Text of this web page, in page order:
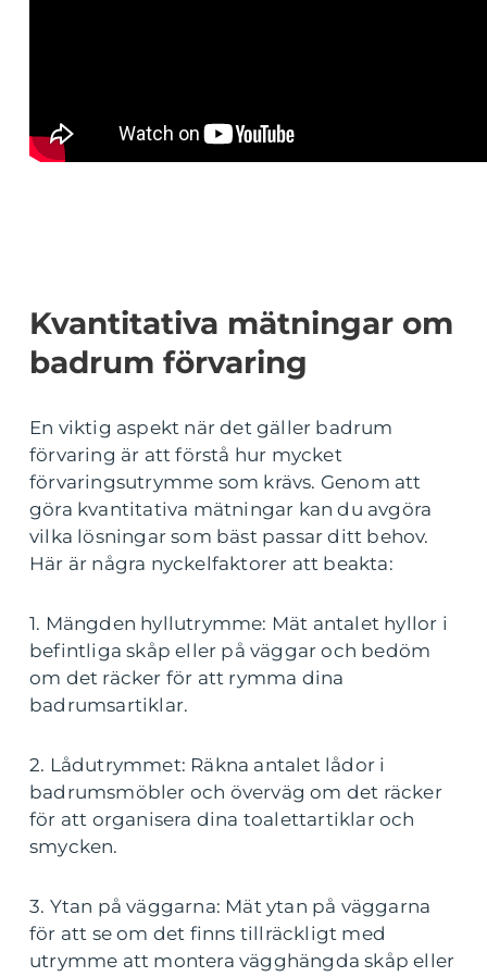
Kvantitativa mätningar om
badrum förvaring
En viktig aspekt när det gäller badrum
förvaring är att förstå hur mycket
förvaringsutrymme som krävs. Genom att
göra kvantitativa mätningar kan du avgöra
vilka lösningar som bäst passar ditt behov.
Här är några nyckelfaktorer att beakta:
1. Mängden hyllutrymme: Mät antalet hyllor i
befintliga skåp eller på väggar och bedöm
om det räcker för att rymma dina
badrumsartiklar.
2. Lådutrymmet: Räkna antalet lådor i
badrumsmöbler och överväg om det räcker
för att organisera dina toalettartiklar och
smycken.
3. Ytan på väggarna: Mät ytan på väggarna
för att se om det finns tillräckligt med
utrymme att montera vägghängda skåp eller